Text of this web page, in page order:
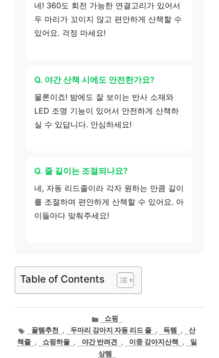
네! 360도 회전 가능한 연결고리가 있어서
두 마리가 꼬이지 않고 편안하게 산책할 수
있어요. 걱정 마세요!
Q. 야간 산책 시에도 안전한가요?
물론이죠! 밤에도 잘 보이는 반사 소재와
LED 조명 기능이 있어서 안전하게 산책하
실 수 있답니다. 안심하세요!
Q. 줄 길이는 조절되나요?
네, 자동 리드줄이라 각자 원하는 만큼 길이
를 조절하며 편안하게 산책할 수 있어요. 아
이들마다 맞춰주세요!
Table of Contents
카
테
고
리
쇼핑
태
그
꿀템추천 , 두마리 강아지 자동 리드 줄 , 득템 ,
산
책줄 , 쇼핑하울 , 야간 반려견 , 이중 강아지산책 ,
일
상템